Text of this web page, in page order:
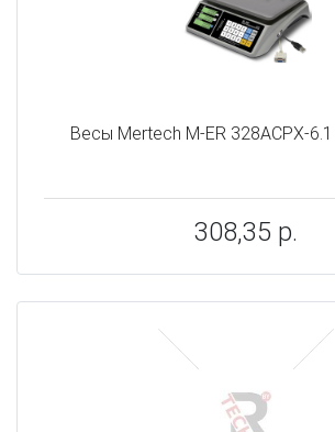
Весы Mertech M-ER 328ACPX-6.1
308,35 р.